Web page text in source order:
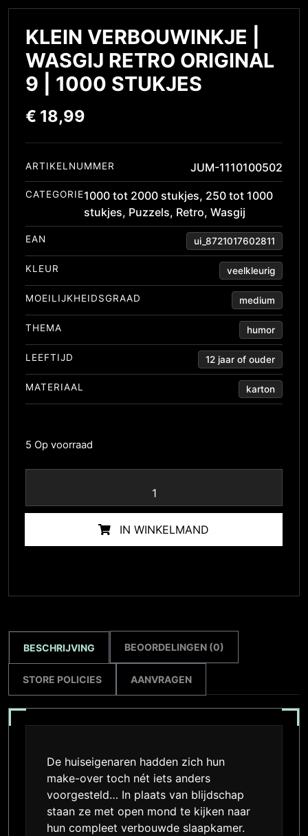
KLEIN VERBOUWINKJE |
WASGIJ RETRO ORIGINAL
9 | 1000 STUKJES
€ 18,99
ARTIKELNUMMER JUM-1110100502
CATEGORIE1000 tot 2000 stukjes, 250 tot 1000
stukjes, Puzzels, Retro, Wasgij
EAN ui_8721017602811
KLEUR veelkleurig
MOEILIJKHEIDSGRAAD medium
THEMA humor
LEEFTIJD 12 jaar of ouder
MATERIAAL karton
5 Op voorraad
IN WINKELMAND
BESCHRIJVING BEOORDELINGEN (0)
STORE POLICIES AANVRAGEN
De huiseigenaren hadden zich hun
make-over toch nét iets anders
voorgesteld… In plaats van blijdschap
staan ze met open mond te kijken naar
hun compleet verbouwde slaapkamer.